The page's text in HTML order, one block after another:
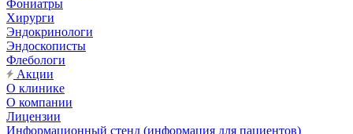
Фониатры
Хирурги
Эндокринологи
Эндоскописты
Флебологи
Акции
О клинике
О компании
Лицензии
Информационный стенд (информация для пациентов)